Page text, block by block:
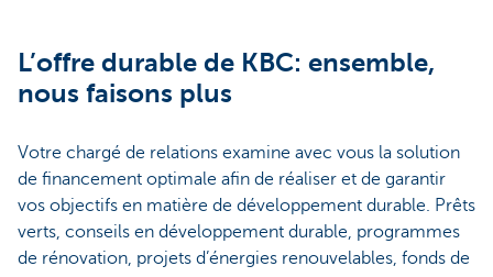
L’offre durable de KBC: ensemble,
nous faisons plus
Votre chargé de relations examine avec vous la solution
de financement optimale afin de réaliser et de garantir
vos objectifs en matière de développement durable. Prêts
verts, conseils en développement durable, programmes
de rénovation, projets d’énergies renouvelables, fonds de